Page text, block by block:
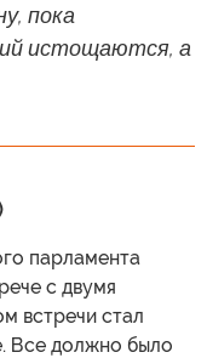
пока
истощаются, а
парламента
с двумя
встречи стал
Все должно было